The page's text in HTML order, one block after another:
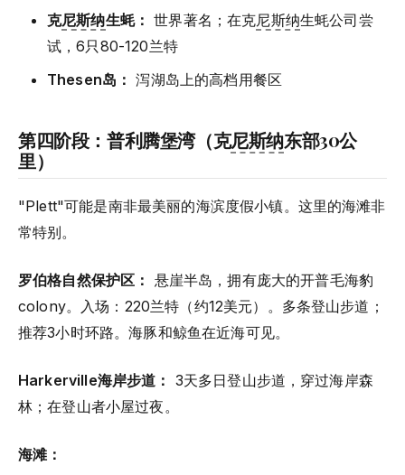
克尼斯纳生蚝： 世界著名；在克尼斯纳生蚝公司尝
试，6只80-120兰特
Thesen岛： 泻湖岛上的高档用餐区
第四阶段：普利腾堡湾（克尼斯纳东部30公
里）
"Plett"可能是南非最美丽的海滨度假小镇。这里的海滩非
常特别。
罗伯格自然保护区： 悬崖半岛，拥有庞大的开普毛海豹
colony。入场：220兰特（约12美元）。多条登山步道；
推荐3小时环路。海豚和鲸鱼在近海可见。
Harkerville海岸步道： 3天多日登山步道，穿过海岸森
林；在登山者小屋过夜。
海滩：